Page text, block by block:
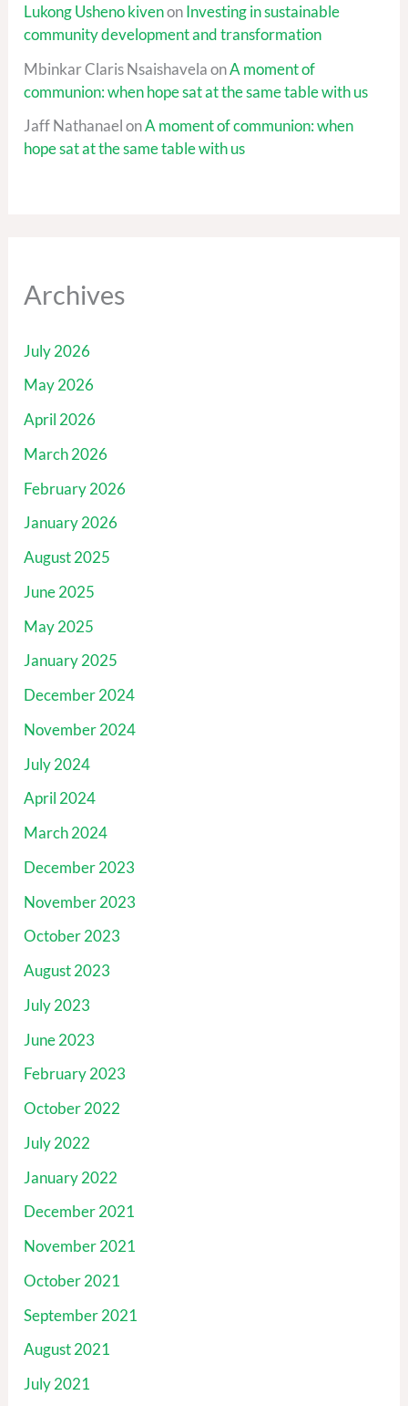
Lukong Usheno kivenonInvesting in sustainable
community development and transformation
Mbinkar Claris NsaishavelaonA moment of
communion: when hope sat at the same table with us
Jaff NathanaelonA moment of communion: when
hope sat at the same table with us
Archives
July 2026
May 2026
April 2026
March 2026
February 2026
January 2026
August 2025
June 2025
May 2025
January 2025
December 2024
November 2024
July 2024
April 2024
March 2024
December 2023
November 2023
October 2023
August 2023
July 2023
June 2023
February 2023
October 2022
July 2022
January 2022
December 2021
November 2021
October 2021
September 2021
August 2021
July 2021